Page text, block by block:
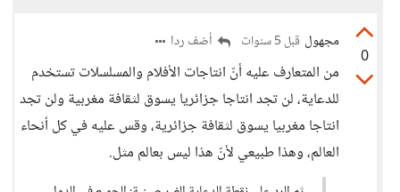
0
مجهول قبل 5 سنوات أضف ردا
من المتعارف عليه أنّ انتاجات الأفلام والمسلسلات تستخدم
للدعاية، لن تجد انتاجا جزائريا يسوق لثقافة مغربية ولن تجد
انتاجا مغربيا يسوق لثقافة جزائرية، وقس عليه في كل أنحاء
العالم، وهذا طبيعي لأنّ هذا ليس بعالم مثل.